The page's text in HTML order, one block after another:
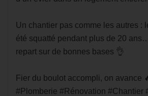
Un chantier pas comme les autres :
été squatté pendant plus de 20
repart sur de bonnes bases 👌
Fier du boulot accompli, on avance
#Plomberie #Rénovation #Chantier